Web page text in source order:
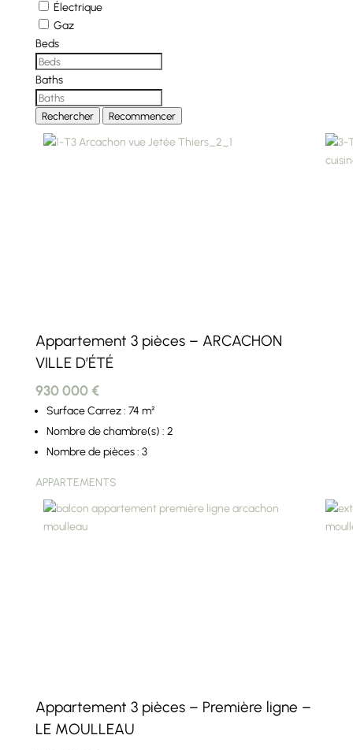
Électrique
Gaz
Beds
Baths
Rechercher Recommencer
Appartement 3 pièces – ARCACHON
VILLE D’ÉTÉ
930 000 €
Surface Carrez : 74 m²
Nombre de chambre(s) : 2
Nombre de pièces : 3
APPARTEMENTS
Appartement 3 pièces – Première ligne –
LE MOULLEAU